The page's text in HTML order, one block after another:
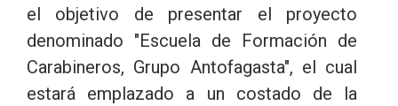
el objetivo de presentar el proyecto
denominado "Escuela de Formación de
Carabineros, Grupo Antofagasta", el cual
estará emplazado a un costado de la